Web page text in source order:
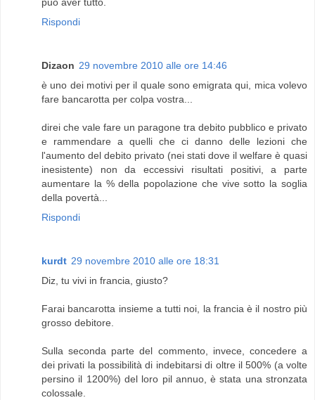
Rispondi
Dizaon 29 novembre 2010 alle ore 14:46
è uno dei motivi per il quale sono emigrata qui, mica volevo
fare bancarotta per colpa vostra...
direi che vale fare un paragone tra debito pubblico e privato
e rammendare a quelli che ci danno delle lezioni che
l'aumento del debito privato (nei stati dove il welfare è quasi
inesistente) non da eccessivi risultati positivi, a parte
aumentare la % della popolazione che vive sotto la soglia
della povertà...
Rispondi
kurdt 29 novembre 2010 alle ore 18:31
Diz, tu vivi in francia, giusto?
Farai bancarotta insieme a tutti noi, la francia è il nostro più
grosso debitore.
Sulla seconda parte del commento, invece, concedere a
dei privati la possibilità di indebitarsi di oltre il 500% (a volte
persino il 1200%) del loro pil annuo, è stata una stronzata
colossale.